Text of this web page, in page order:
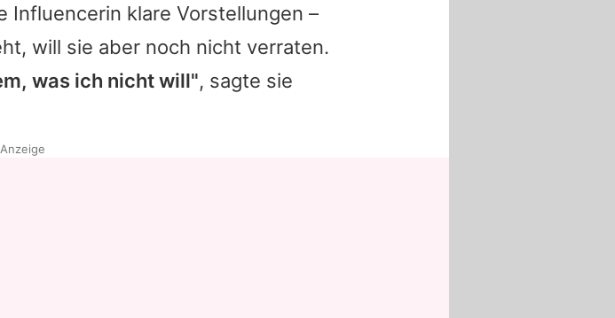
Influencerin klare Vorstellungen –
will sie aber noch nicht verraten.
was ich nicht will", sagte sie
Anzeige